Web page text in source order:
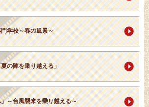
学校～春の風景～
の陣を乗り越える」
～台風襲来を乗り越える～